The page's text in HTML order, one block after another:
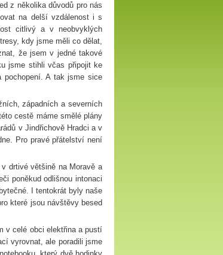
z několika důvodů pro nás
na delší vzdálenost i s
citlivý a v neobvyklých
kdy jsme měli co dělat,
že jsem v jedné takové
jsme stihli včas připojit ke
pochopení. A tak jsme sice
západních a severních
cestě máme smělé plány
v Jindřichově Hradci a v
Pro pravé přátelství není
drtivé většině na Moravě a
poněkud odlišnou intonaci
I tentokrát byly naše
které jsou návštěvy besed
v celé obci elektřina a pustí
vyrovnat, ale poradili jsme